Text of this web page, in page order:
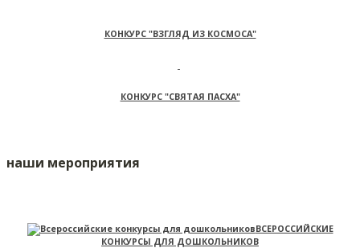
КОНКУРС "ВЗГЛЯД ИЗ КОСМОСА"
КОНКУРС "СВЯТАЯ ПАСХА"
наши мероприятия
ВСЕРОССИЙСКИЕ
КОНКУРСЫ ДЛЯ ДОШКОЛЬНИКОВ